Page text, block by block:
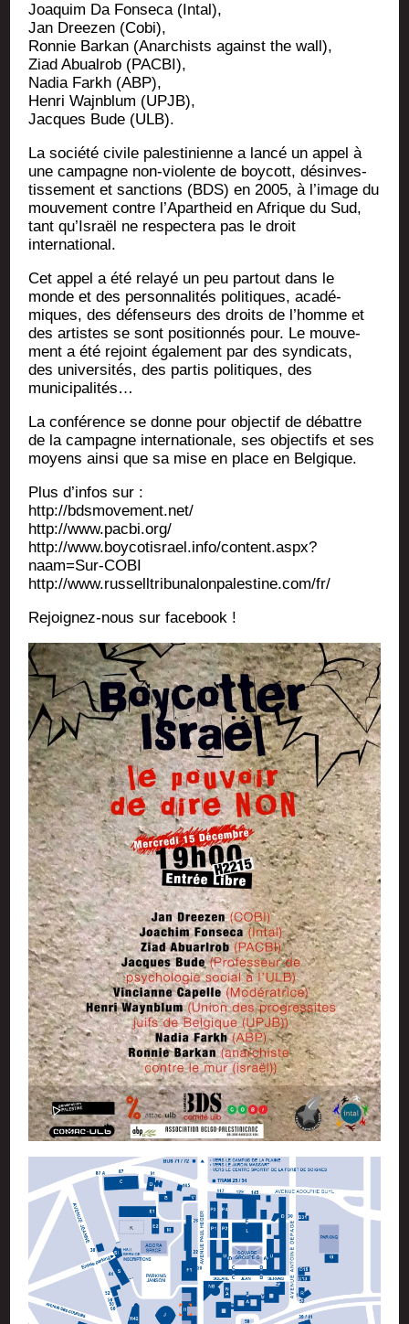
Joa­quim Da Fon­se­ca (Intal),
Jan Dree­zen (Cobi),
Ron­nie Bar­kan (Anar­chists against the wall),
Ziad Abual­rob (PACBI),
Nadia Farkh (ABP),
Hen­ri Wajn­blum (UPJB),
Jacques Bude (ULB).
La socié­té civile pales­ti­nienne a lan­cé un appel à
une cam­pagne non-vio­lente de boy­cott, dés­in­ves­
tis­se­ment et sanc­tions (BDS) en 2005, à l’i­mage du
mou­ve­ment contre l’Apartheid en Afrique du Sud,
tant qu’Israël ne res­pec­te­ra pas le droit
international.
Cet appel a été relayé un peu par­tout dans le
monde et des per­son­na­li­tés poli­tiques, aca­dé­
miques, des défen­seurs des droits de l’homme et
des artistes se sont posi­tion­nés pour. Le mou­ve­
ment a été rejoint éga­le­ment par des syn­di­cats,
des uni­ver­si­tés, des par­tis poli­tiques, des
municipalités…
La confé­rence se donne pour objec­tif de débattre
de la cam­pagne inter­na­tio­nale, ses objec­tifs et ses
moyens ain­si que sa mise en place en Belgique.
Plus d’in­fos sur :
http://bdsmovement.net/
http://www.pacbi.org/
http://www.boycotisrael.info/content.aspx?
naam=Sur-COBI
http://www.russelltribunalonpalestine.com/fr/
Rejoi­gnez-nous sur facebook !